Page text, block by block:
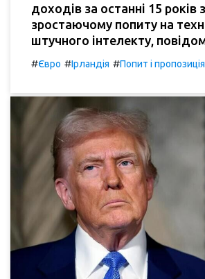
доходів за останні 15 років
зростаючому попиту на
штучного інтелекту,
#Євро #Ірландія #Попит і пропозиція